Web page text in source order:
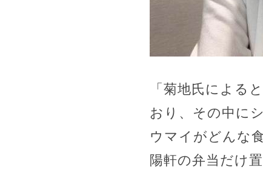
「菊地氏による
おり、その中に
ウマイがどんな
陽軒の弁当だけ